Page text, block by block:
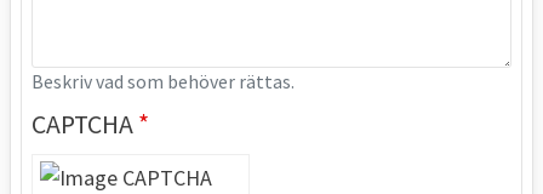
Beskriv vad som behöver rättas.
CAPTCHA